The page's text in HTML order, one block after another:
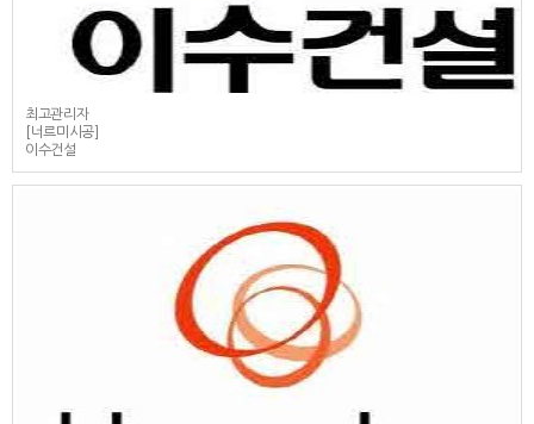
최고관리자
[너르미시공]
이수건설